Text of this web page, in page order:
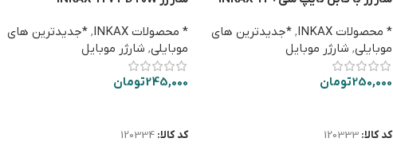
* محصولات INKAX , *جدیدترین های
موبایلی, شارژر موبایل
250,000تومان
کد کالا:120333
* محصولات INKAX , *جدیدترین های
موبایلی, شارژر موبایل
245,000تومان
کد کالا:120334